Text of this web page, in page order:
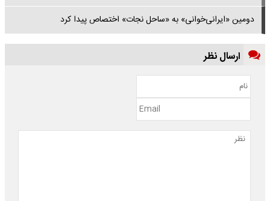
دومین «ایرانی‌خوانی» به «ساحل نجات» اختصاص پیدا کرد
ارسال نظر